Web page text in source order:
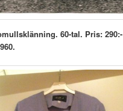
60-tal. Pris: 290:-